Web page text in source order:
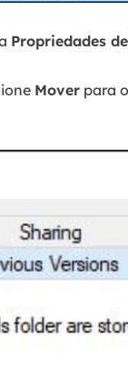
Propriedades
Moverpara